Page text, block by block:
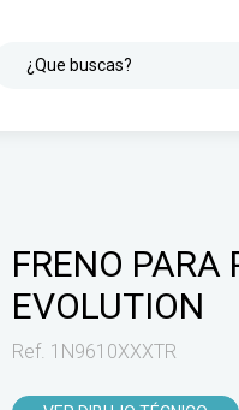
¿Que buscas?
FRENO PARA
EVOLUTION
Ref. 1N9610XXXTR